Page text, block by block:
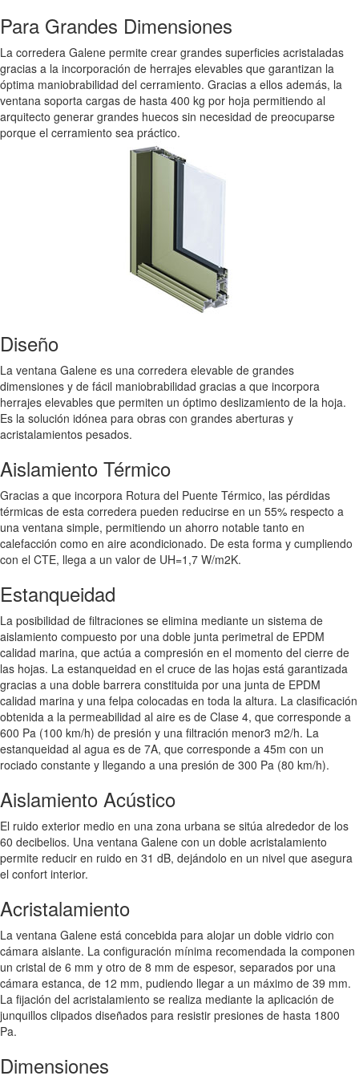
Para Grandes Dimensiones
La corredera Galene permite crear grandes superficies acristaladas
gracias a la incorporación de herrajes elevables que garantizan la
óptima maniobrabilidad del cerramiento. Gracias a ellos además, la
ventana soporta cargas de hasta 400 kg por hoja permitiendo al
arquitecto generar grandes huecos sin necesidad de preocuparse
porque el cerramiento sea práctico.
Diseño
La ventana Galene es una corredera elevable de grandes
dimensiones y de fácil maniobrabilidad gracias a que incorpora
herrajes elevables que permiten un óptimo deslizamiento de la hoja.
Es la solución idónea para obras con grandes aberturas y
acristalamientos pesados.
Aislamiento Térmico
Gracias a que incorpora Rotura del Puente Térmico, las pérdidas
térmicas de esta corredera pueden reducirse en un 55% respecto a
una ventana simple, permitiendo un ahorro notable tanto en
calefacción como en aire acondicionado. De esta forma y cumpliendo
con el CTE, llega a un valor de UH=1,7 W/m2K.
Estanqueidad
La posibilidad de filtraciones se elimina mediante un sistema de
aislamiento compuesto por una doble junta perimetral de EPDM
calidad marina, que actúa a compresión en el momento del cierre de
las hojas. La estanqueidad en el cruce de las hojas está garantizada
gracias a una doble barrera constituida por una junta de EPDM
calidad marina y una felpa colocadas en toda la altura. La clasificación
obtenida a la permeabilidad al aire es de Clase 4, que corresponde a
600 Pa (100 km/h) de presión y una filtración menor3 m2/h. La
estanqueidad al agua es de 7A, que corresponde a 45m con un
rociado constante y llegando a una presión de 300 Pa (80 km/h).
Aislamiento Acústico
El ruido exterior medio en una zona urbana se sitúa alrededor de los
60 decibelios. Una ventana Galene con un doble acristalamiento
permite reducir en ruido en 31 dB, dejándolo en un nivel que asegura
el confort interior.
Acristalamiento
La ventana Galene está concebida para alojar un doble vidrio con
cámara aislante. La configuración mínima recomendada la componen
un cristal de 6 mm y otro de 8 mm de espesor, separados por una
cámara estanca, de 12 mm, pudiendo llegar a un máximo de 39 mm.
La fijación del acristalamiento se realiza mediante la aplicación de
junquillos clipados diseñados para resistir presiones de hasta 1800
Pa.
Dimensiones